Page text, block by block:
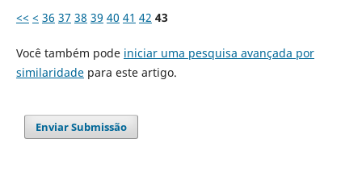
<< < 36 37 38 39 40 41 42 43
Você também pode iniciar uma pesquisa avançada por
similaridadepara este artigo.
Enviar Submissão